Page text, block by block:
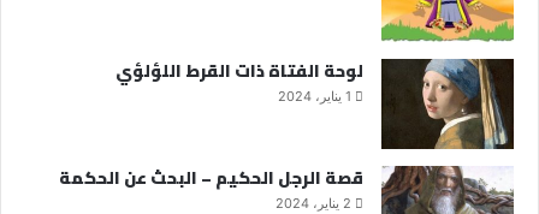
لوحة الفتاة ذات القرط اللؤلؤي
1 يناير، 2024
قصة الرجل الحكيم – البحث عن الحكمة
2 يناير، 2024